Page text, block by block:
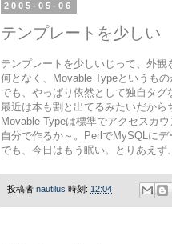
2005-05-06
テンプレートを少しい
テンプレートを少しいじって、外観
何となく、Movable Typeというも
でも、やっぱり依然として独自タグ
最近は本も割と出てるみたいだから
Movable Typeは標準でアクセスカ
自分で作るか～。PerlでMySQLに
でも、今日はもう眠い。とりあえず
投稿者 nautilus 時刻: 12:04